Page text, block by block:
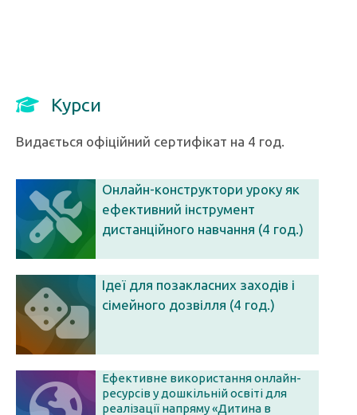
Курси
Видається офіційний сертифікат на 4 год.
Онлайн-конструктори уроку як
ефективний інструмент
дистанційного навчання (4 год.)
Ідеї для позакласних заходів і
сімейного дозвілля (4 год.)
Ефективне використання онлайн-
ресурсів у дошкільній освіті для
реалізації напряму «Дитина в